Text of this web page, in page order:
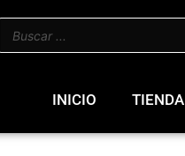
INICIO TIENDA